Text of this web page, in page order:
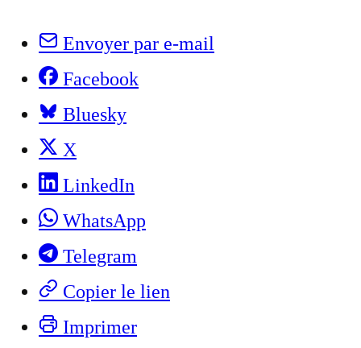
Envoyer par e-mail
Facebook
Bluesky
X
LinkedIn
WhatsApp
Telegram
Copier le lien
Imprimer